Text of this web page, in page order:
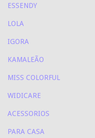
ESSENDY
LOLA
IGORA
KAMALEÃO
MISS COLORFUL
WIDICARE
ACESSORIOS
PARA CASA